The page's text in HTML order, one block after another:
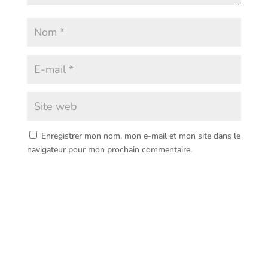
Enregistrer mon nom, mon e-mail et mon site dans le
navigateur pour mon prochain commentaire.